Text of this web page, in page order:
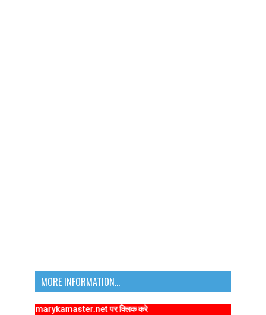
MORE INFORMATION...
पर क्लिक करे